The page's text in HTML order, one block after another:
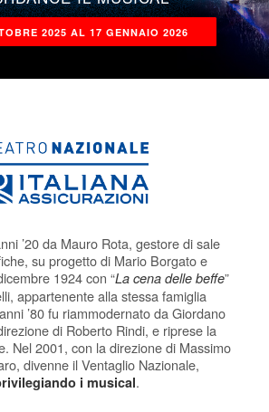
2025 AL 17 GENNAIO 2026
’20 da Mauro Rota, gestore di sale
su progetto di Mario Borgato e
1924 con “La cena delle beffe”
appartenente alla stessa famiglia
’80 fu riammodernato da Giordano
di Roberto Rindi, e riprese la
Nel 2001, con la direzione di Massimo
divenne il Ventaglio Nazionale,
i musical.